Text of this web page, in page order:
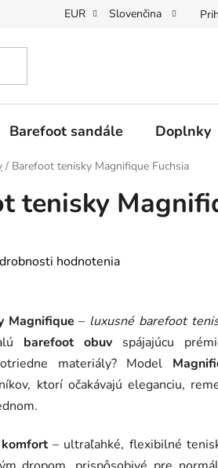
a jeho dodanie Vrátenie tovaru a
EUR Slovenčina
Barefoot sandále Doplnky
/ Barefoot tenisky Magnifique Fuchsia
tenisky
hodnotenia
Magnifique – luxusné barefoot
barefoot obuv spájajúcu
materiály? Model
ktorí očakávajú eleganciu,
– ultraľahké, flexibilné